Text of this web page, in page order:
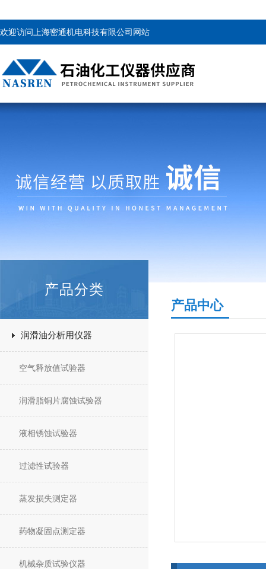
欢迎访问上海密通机电科技有限公司网站
产品分类
润滑油分析用仪器
空气释放值试验器
润滑脂铜片腐蚀试验器
液相锈蚀试验器
过滤性试验器
蒸发损失测定器
药物凝固点测定器
机械杂质试验仪器
产品中心